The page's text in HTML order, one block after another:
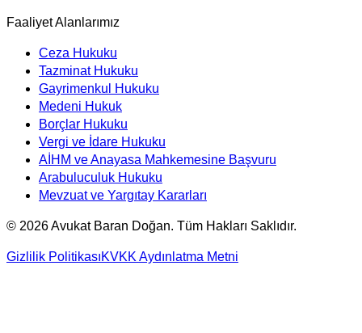
Faaliyet Alanlarımız
Ceza Hukuku
Tazminat Hukuku
Gayrimenkul Hukuku
Medeni Hukuk
Borçlar Hukuku
Vergi ve İdare Hukuku
AİHM ve Anayasa Mahkemesine Başvuru
Arabuluculuk Hukuku
Mevzuat ve Yargıtay Kararları
© 2026Avukat Baran Doğan. Tüm Hakları Saklıdır.
Gizlilik PolitikasıKVKK Aydınlatma Metni